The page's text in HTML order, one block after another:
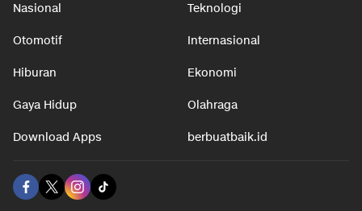
Nasional Teknologi
Otomotif Internasional
Hiburan Ekonomi
Gaya Hidup Olahraga
Download Apps berbuatbaik.id